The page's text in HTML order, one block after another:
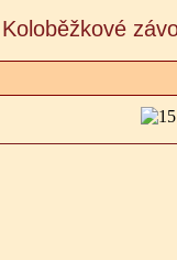
Koloběžkové